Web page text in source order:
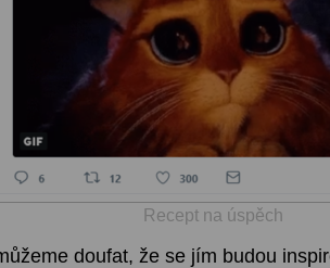
Recept na úspěch
doufat, že se jím budou